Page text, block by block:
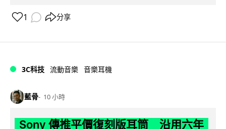
1 分享
3C科技 流動音樂 音樂耳機
藍骨 10 小時
Sony 傳推平價復刻版耳筒 沿用六年